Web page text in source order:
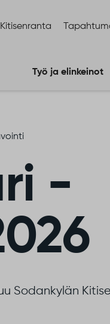
Kitisenranta
Työ ja elinkeinot
-
Sodankylän